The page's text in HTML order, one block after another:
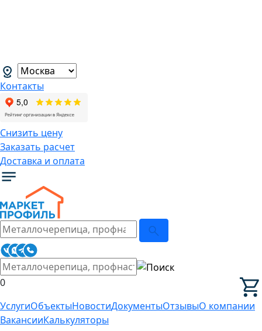
Контакты
Снизить цену
Заказать расчет
Доставка и оплата
0
УслугиОбъектыНовостиДокументыОтзывыО компании
ВакансииКалькуляторы